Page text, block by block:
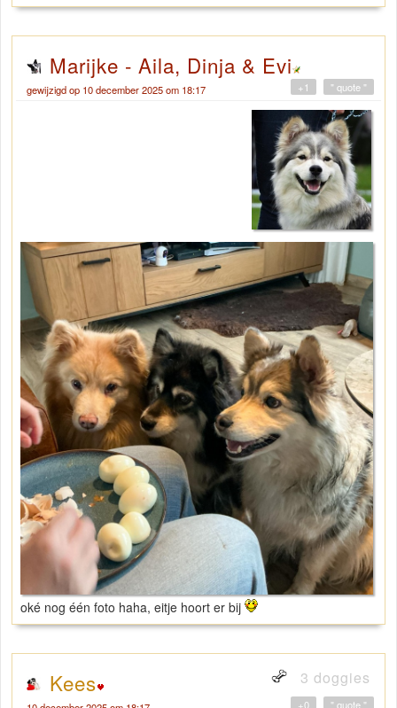
Marijke - Aila, Dinja & Evi
gewijzigd op 10 december 2025 om 18:17 " quote "
+1
oké nog één foto haha, eitje hoort er bij
Kees 3 doggies
" quote "
+0